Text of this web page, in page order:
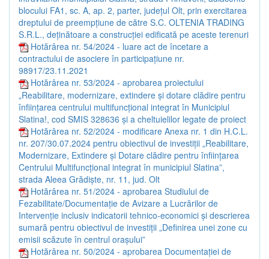
blocului FA1, sc. A, ap. 2, parter, județul Olt, prin exercitarea
dreptului de preempțiune de către S.C. OLTENIA TRADING
S.R.L., deținătoare a construcției edificată pe aceste terenuri
Hotărârea nr. 54/2024 - luare act de încetare a
contractului de asociere în participațiune nr.
98917/23.11.2021
Hotărârea nr. 53/2024 - aprobarea proiectului
„Reabilitare, modernizare, extindere și dotare clădire pentru
înființarea centrului multifuncțional integrat în Municipiul
Slatina!, cod SMIS 328636 și a cheltuielilor legate de proiect
Hotărârea nr. 52/2024 - modificare Anexa nr. 1 din H.C.L.
nr. 207/30.07.2024 pentru obiectivul de investiții „Reabilitare,
Modernizare, Extindere și Dotare clădire pentru înființarea
Centrului Multifuncțional integrat în municipiul Slatina”,
strada Aleea Grădiște, nr. 11, jud. Olt
Hotărârea nr. 51/2024 - aprobarea Studiului de
Fezabilitate/Documentație de Avizare a Lucrărilor de
Intervenție inclusiv indicatorii tehnico-economici și descrierea
sumară pentru obiectivul de investiții „Definirea unei zone cu
emisii scăzute în centrul orașului”
Hotărârea nr. 50/2024 - aprobarea Documentației de